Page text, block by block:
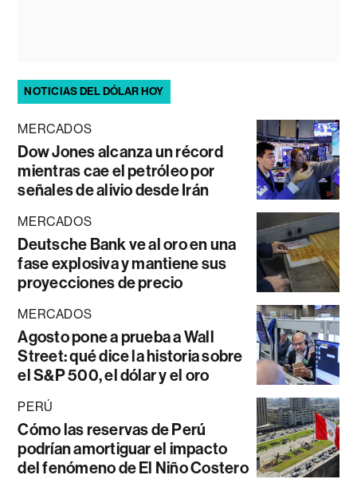
NOTICIAS DEL DÓLAR HOY
MERCADOS
Dow Jones alcanza un récord
mientras cae el petróleo por
señales de alivio desde Irán
MERCADOS
Deutsche Bank ve al oro en una
fase explosiva y mantiene sus
proyecciones de precio
MERCADOS
Agosto pone a prueba a Wall
Street: qué dice la historia sobre
el S&P 500, el dólar y el oro
PERÚ
Cómo las reservas de Perú
podrían amortiguar el impacto
del fenómeno de El Niño Costero